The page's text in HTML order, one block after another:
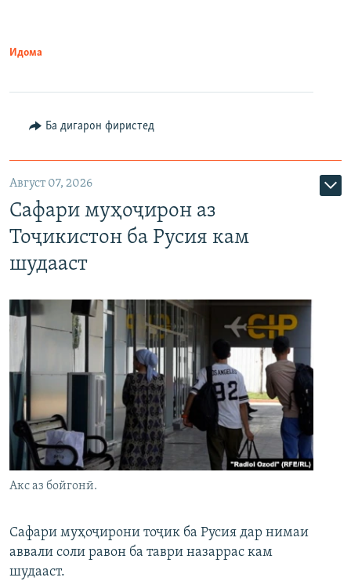
Идома
Ба дигарон фиристед
Август 07, 2026
Сафари муҳоҷирон аз
Тоҷикистон ба Русия кам
шудааст
Акс аз бойгонӣ.
Сафари муҳоҷирони тоҷик ба Русия дар нимаи
аввали соли равон ба таври назаррас кам
шудааст.